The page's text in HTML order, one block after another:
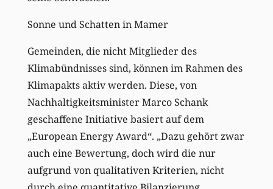
Sonne und Schatten in Mamer
Gemeinden, die nicht Mitglieder des
Klimabündnisses sind, können im Rahmen des
Klimapakts aktiv werden. Diese, von
Nachhaltigkeitsminister Marco Schank
geschaffene Initiative basiert auf dem
„European Energy Award“. „Dazu gehört zwar
auch eine Bewertung, doch wird die nur
aufgrund von qualitativen Kriterien, nicht